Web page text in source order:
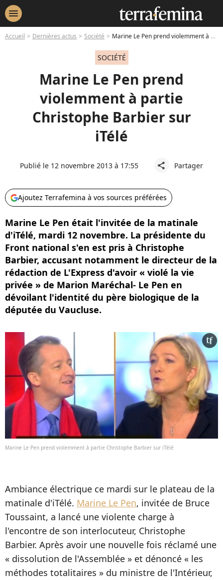
menu
Accueil Dernières actus Société Marine Le Pen prend violemment à partie Christophe Barbier sur iTélé
SOCIÉTÉ
Marine Le Pen prend
violemment à partie
Christophe Barbier sur
iTélé
Publié le 12 novembre 2013 à 17:55 share Partager
Ajoutez Terrafemina à vos sources préférées
Marine Le Pen était l'invitée de la matinale
d'iTélé, mardi 12 novembre. La présidente du
Front national s'en est pris à Christophe
Barbier, accusant notamment le directeur de la
rédaction de L'Express d'avoir « violé la vie
privée » de Marion Maréchal- Le Pen en
dévoilant l'identité du père biologique de la
députée du Vaucluse.
Marine Le Pen prend violemment à partie Christophe Barbier sur iTélé
Ambiance électrique ce mardi sur le plateau de la
matinale d'iTélé. Marine Le Pen, invitée de Bruce
Toussaint, a lancé une violente charge à
l'encontre de son interlocuteur, Christophe
Barbier. Après avoir une nouvelle fois réclamé une
« dissolution de l'Assemblée » et dénoncé « les
méthodes totalitaires » du ministre de l'Intérieur,